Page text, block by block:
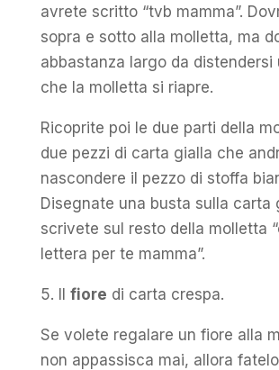
avrete scritto “tvb mamma”.
sopra e sotto alla molletta, ma
abbastanza largo da distendersi
che la molletta si riapre.
Ricoprite poi le due parti della
due pezzi di carta gialla che
nascondere il pezzo di stoffa
Disegnate una busta sulla carta
scrivete sul resto della molletta
lettera per te mamma”.
5. Il fiore di carta crespa.
Se volete regalare un fiore alla
non appassisca mai, allora